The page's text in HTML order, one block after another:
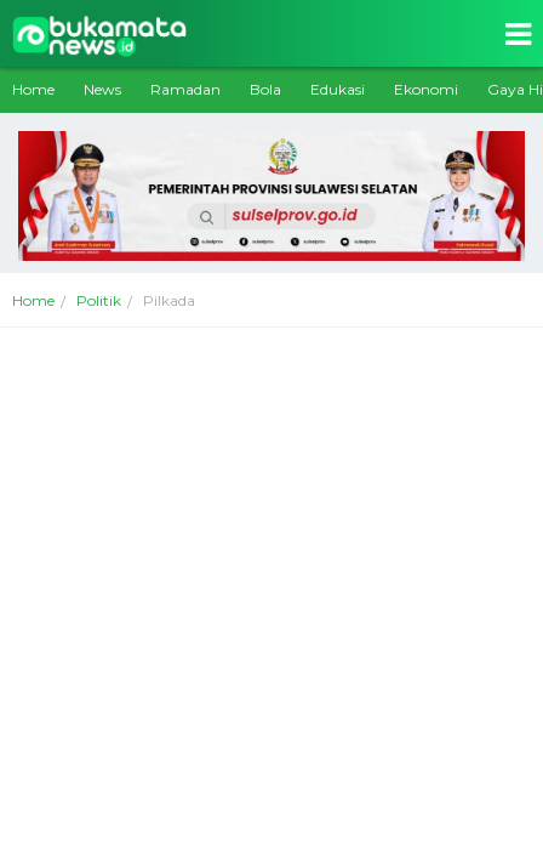
Home News Ramadan Bola Edukasi Ekonomi Gaya
Home Politik Pilkada